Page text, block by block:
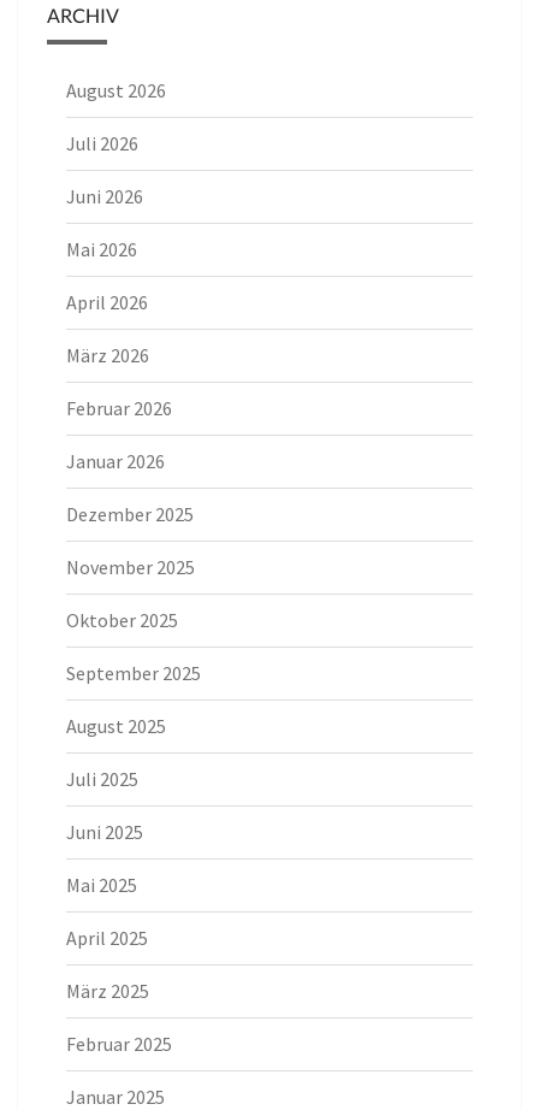
ARCHIV
August 2026
Juli 2026
Juni 2026
Mai 2026
April 2026
März 2026
Februar 2026
Januar 2026
Dezember 2025
November 2025
Oktober 2025
September 2025
August 2025
Juli 2025
Juni 2025
Mai 2025
April 2025
März 2025
Februar 2025
Januar 2025